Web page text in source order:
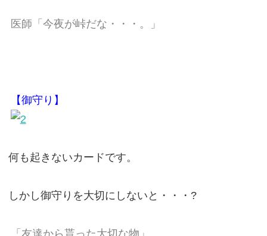
医師「今夜が峠だな・・・。」
【御守り】
何も起きないカードです。
しかし御守りを大切にしないと・・・?